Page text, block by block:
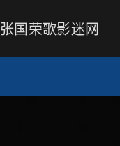
张国荣歌影迷网